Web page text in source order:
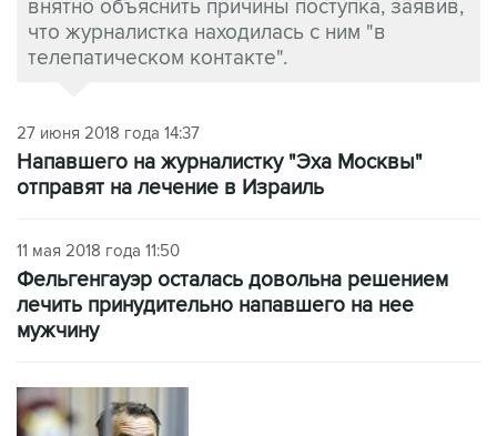
внятно объяснить причины поступка, заявив,
что журналистка находилась с ним "в
телепатическом контакте".
27 июня 2018 года 14:37
Напавшего на журналистку "Эха Москвы"
отправят на лечение в Израиль
11 мая 2018 года 11:50
Фельгенгауэр осталась довольна решением
лечить принудительно напавшего на нее
мужчину